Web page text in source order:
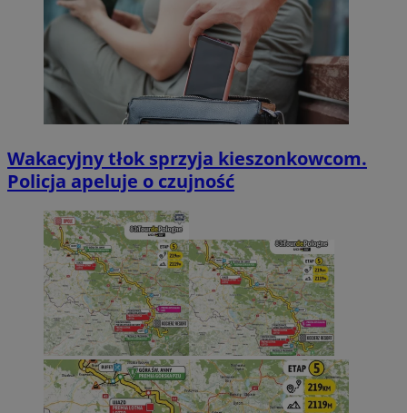
Wakacyjny tłok sprzyja kieszonkowcom.
Policja apeluje o czujność